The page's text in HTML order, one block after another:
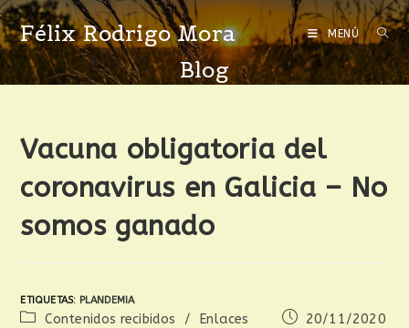
Félix Rodrigo Mora MENÚ
Blog
Vacuna obligatoria del
coronavirus en Galicia – No
somos ganado
ETIQUETAS: PLANDEMIA
Contenidos recibidos / Enlaces 20/11/2020